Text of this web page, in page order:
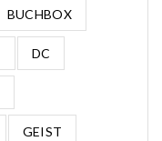
BUCHBOX
DC
GEIST